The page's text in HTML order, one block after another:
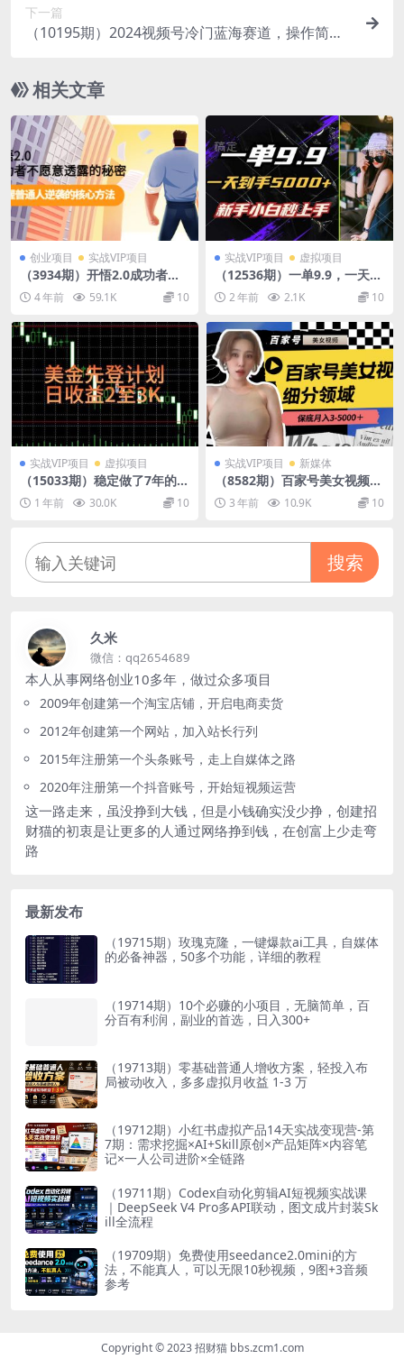
下一篇
（10195期）2024视频号冷门蓝海赛道，操作简单
相关文章
创业项目 实战VIP项目
（3934期）开悟2.0成功者不
愿意透露的秘密：掌握普通人
逆袭的核心方法！
4 年前 59.1K 10
实战VIP项目 虚拟项目
（12536期）一单9.9，一天到
手5000+，不挑人，小白当天
上手，制作作品只需1分钟
2 年前 2.1K 10
实战VIP项目 虚拟项目
（15033期）稳定做了7年的项
目！日入2000至4000，日
结，可来线下教学！
1 年前 30.0K 10
实战VIP项目 新媒体
（8582期）百家号美女视频细
分领域玩法，只需搬运去重，
月保底3-5000＋
3 年前 10.9K 10
搜索
久米
微信：qq2654689
本人从事网络创业10多年，做过众多项目
2009年创建第一个淘宝店铺，开启电商卖货
2012年创建第一个网站，加入站长行列
2015年注册第一个头条账号，走上自媒体之路
2020年注册第一个抖音账号，开始短视频运营
这一路走来，虽没挣到大钱，但是小钱确实没少挣，创建招
财猫的初衷是让更多的人通过网络挣到钱，在创富上少走弯
路
最新发布
（19715期）玫瑰克隆，一键爆款ai工具，自媒体
的必备神器，50多个功能，详细的教程
（19714期）10个必赚的小项目，无脑简单，百
分百有利润，副业的首选，日入300+
（19713期）零基础普通人增收方案，轻投入布
局被动收入，多多虚拟月收益 1-3 万
（19712期）小红书虚拟产品14天实战变现营-第
7期：需求挖掘×AI+Skill原创×产品矩阵×内容笔
记×一人公司进阶×全链路
（19711期）Codex自动化剪辑AI短视频实战课
｜DeepSeek V4 Pro多API联动，图文成片封装Sk
ill全流程
（19709期）免费使用seedance2.0mini的方
法，不能真人，可以无限10秒视频，9图+3音频
参考
Copyright © 2023 招财猫 bbs.zcm1.com